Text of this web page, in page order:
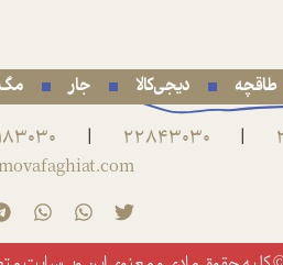
طاقچه دیجی‌کالا جار
|
22843030
|